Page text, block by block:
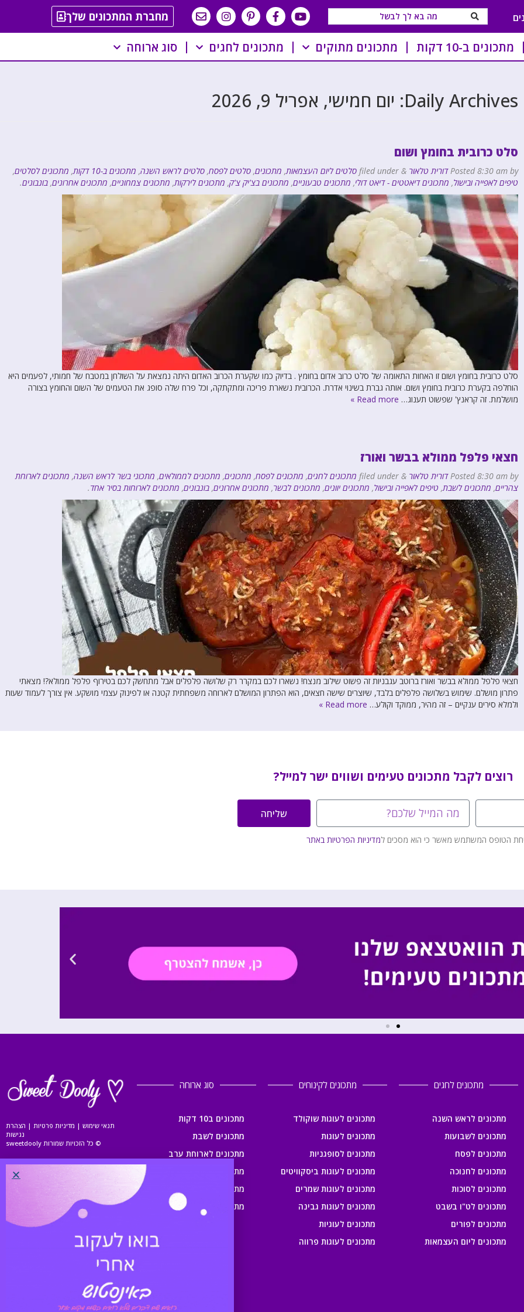
מחברת המתכונים שלך
מתכונים ב-10 דקות מתכונים מתוקים מתכונים לחגים סוג ארוחה
Daily Archives: יום חמישי, אפריל 9, 2026
סלט כרובית בחומץ ושום
Posted8:30 am by דורית טלאור & סלטים ליום העצמאות, מתכונים, סלטים לפסח, סלטים לראש השנה, מתכונים ב-10 דקות , מתכונים לסלטים,
טיפים לאפייה ובישול, מתכונים דיאטטים - דיאט דולי, מתכונים טבעוניים, מתכונים בצ'יק צ'ק, מתכונים לירקות, מתכונים צמחוניים, מתכונים אחרונים, בונבונים.
סלט כרובית בחומץ ושום זו האחות התאומה של סלט כרוב אדום בחומץ . בדיוק כמו שקערת הכרוב האדום היתה נמצאת על השולחן במטבח של חמותי, לפעמים היא
הוחלפה בקערת כרובית בחומץ ושום. אותה גברת בשינוי אדרת. הכרובית נשארת פריכה ומתקתקה, וכל פרח שלה סופג את הטעמים של השום והחומץ בצורה
מושלמת. זה קראנץ' שפשוט תענוג… Read more »
חצאי פלפל ממולא בבשר ואורז
Posted8:30 am by דורית טלאור & מתכונים לחגים, מתכונים לפסח, מתכונים, מתכונים לממולאים, מתכוני בשר לראש השנה, מתכונים לארוחת
צהריים, מתכונים לשבת, טיפים לאפייה ובישול, מתכונים יוונים, מתכונים לבשר, מתכונים אחרונים, בונבונים, מתכונים לארוחות בסיר אחד.
חצאי פלפל ממולא בבשר ואורז ברוטב עגבניות זה פשוט שילוב מנצח! נשארו לכם במקרר רק שלושה פלפלים אבל מתחשק לכם בטירוף פלפל ממולא?! מצאתי
פתרון מושלם. שימוש בשלושה פלפלים בלבד, שיוצרים שישה חצאים, הוא הפתרון המושלם לארוחה משפחתית קטנה או לפינוק עצמי מושקע. אין צורך לעמוד שעות
ולמלא סירים ענקיים – זה מהיר, ממוקד וקולע… Read more »
רוצים לקבל מתכונים טעימים ושווים ישר למייל?
הטופס המשתמש מאשר כי הוא מסכים למדיניות הפרטיות באתר
שליחה
מתכונים לחגים
מתכונים לראש השנה
מתכונים לשבועות
מתכונים לפסח
מתכונים לחנוכה
מתכונים לסוכות
מתכונים לט"ו בשבט
מתכונים לפורים
מתכונים ליום העצמאות
מתכונים לקינוחים
מתכונים לעוגות שוקולד
מתכונים לעוגות
מתכונים לסופגניות
מתכונים לעוגות ביסקוויטים
מתכונים לעוגות שמרים
מתכונים לעוגות גבינה
מתכונים לעוגיות
מתכונים לעוגות פרווה
סוג ארוחה
מתכונים ב10 דקות
מתכונים לשבת
מתכונים לארוחת ערב
מתכונים לארוחת צהריים
מתכונים לארוחת בוקר
מתכונים לילדים
תנאי שימוש| מדיניות פרטיות| הצהרת
נגישות
© כל הזכויות שמורות sweetdooly